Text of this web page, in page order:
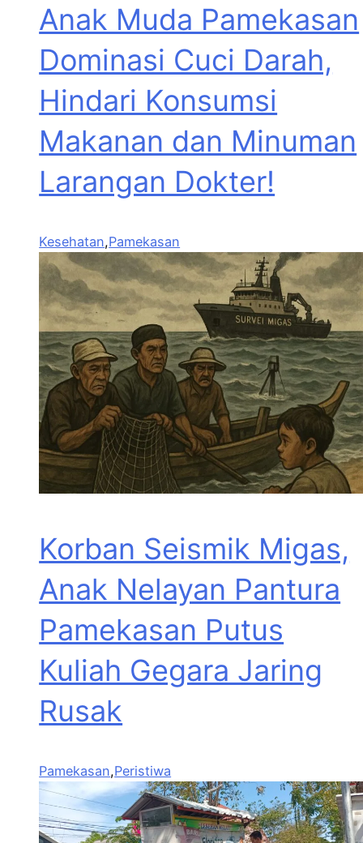
Anak Muda Pamekasan
Dominasi Cuci Darah,
Hindari Konsumsi
Makanan dan Minuman
Larangan Dokter!
Kesehatan,Pamekasan
Korban Seismik Migas,
Anak Nelayan Pantura
Pamekasan Putus
Kuliah Gegara Jaring
Rusak
Pamekasan,Peristiwa